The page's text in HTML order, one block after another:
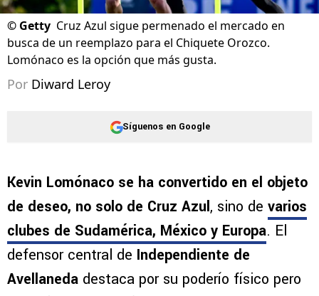
© Getty Cruz Azul sigue permenado el mercado en
busca de un reemplazo para el Chiquete Orozco.
Lomónaco es la opción que más gusta.
Por Diward Leroy
Síguenos en Google
Kevin Lomónaco se ha convertido en el objeto
de deseo, no solo de Cruz Azul, sino de varios
clubes de Sudamérica, México y Europa. El
defensor central de Independiente de
Avellaneda destaca por su poderío físico pero